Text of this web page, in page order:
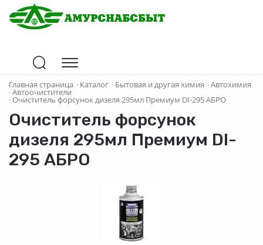
Главная страница · Каталог · Бытовая и другая химия ·Автохимия
·Автоочистители
·Очиститель форсунок дизеля 295мл Премиум DI-295 АБРО
Очиститель форсунок
дизеля 295мл Премиум DI-
295 АБРО